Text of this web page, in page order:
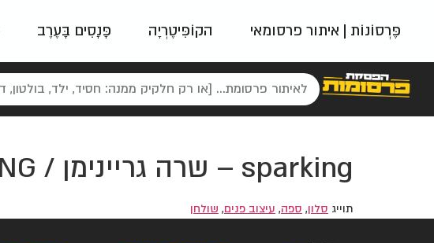
פֶּרְסוֹנוֹת | איתור פרסומאי הקוֹפִּיטֶרְיָה פָּנָסִים בָּעֶרֶב
פאשן
ניינטיז נוסטלגי
sparking – שרה גריינימן / SPARKING
תוייג סלון, ספה, עיצוב פנים, שולחן